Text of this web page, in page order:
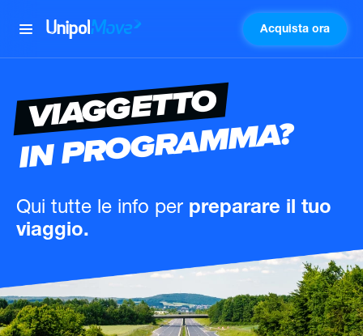
UnipolMove Acquista ora
VIAGGETTO
IN PROGRAMMA?
Qui tutte le info per preparare il tuo
viaggio.